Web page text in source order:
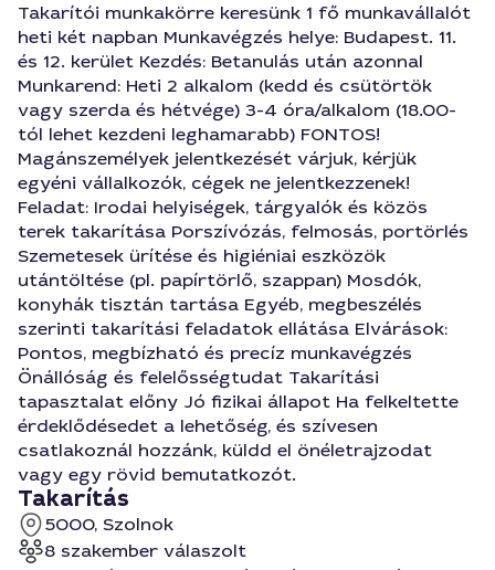
Takarítói munkakörre keresünk 1 fő munkavállalót
heti két napban Munkavégzés helye: Budapest. 11.
és 12. kerület Kezdés: Betanulás után azonnal
Munkarend: Heti 2 alkalom (kedd és csütörtök
vagy szerda és hétvége) 3-4 óra/alkalom (18.00-
tól lehet kezdeni leghamarabb) FONTOS!
Magánszemélyek jelentkezését várjuk, kérjük
egyéni vállalkozók, cégek ne jelentkezzenek!
Feladat: Irodai helyiségek, tárgyalók és közös
terek takarítása Porszívózás, felmosás, portörlés
Szemetesek ürítése és higiéniai eszközök
utántöltése (pl. papírtörlő, szappan) Mosdók,
konyhák tisztán tartása Egyéb, megbeszélés
szerinti takarítási feladatok ellátása Elvárások:
Pontos, megbízható és precíz munkavégzés
Önállóság és felelősségtudat Takarítási
tapasztalat előny Jó fizikai állapot Ha felkeltette
érdeklődésedet a lehetőség, és szívesen
csatlakoznál hozzánk, küldd el önéletrajzodat
vagy egy rövid bemutatkozót.
Takarítás
5000, Szolnok
8 szakember válaszolt